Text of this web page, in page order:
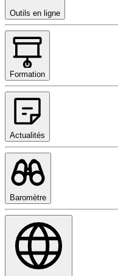
Outils en ligne
Formation
Actualités
Baromètre